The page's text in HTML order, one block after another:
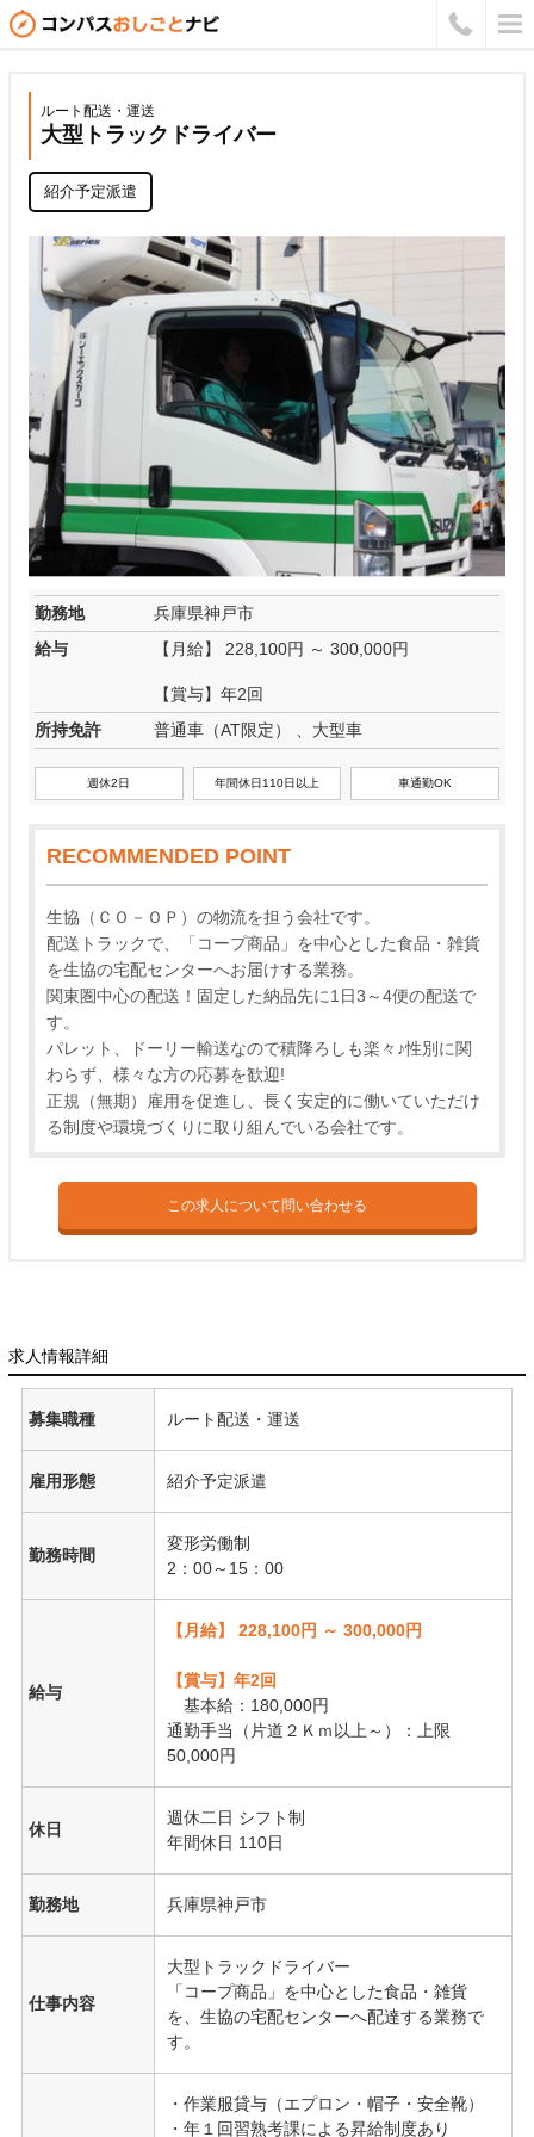
ルート配送・運送
大型トラックドライバー
紹介予定派遣
勤務地
兵庫県神戸市
給与
【月給】 228,100円 ～ 300,000円
【賞与】年2回
所持免許
普通車（AT限定） 、大型車
週休2日 年間休日110日以上 車通勤OK
RECOMMENDED POINT
生協（ＣＯ－ＯＰ）の物流を担う会社です。
配送トラックで、「コープ商品」を中心とした食品・雑貨
を生協の宅配センターへお届けする業務。
関東圏中心の配送！固定した納品先に1日3～4便の配送で
す。
パレット、ドーリー輸送なので積降ろしも楽々♪性別に関
わらず、様々な方の応募を歓迎!
正規（無期）雇用を促進し、長く安定的に働いていただけ
る制度や環境づくりに取り組んでいる会社です。
この求人について問い合わせる
求人情報詳細
募集職種 ルート配送・運送
雇用形態 紹介予定派遣
勤務時間
変形労働制
2：00～15：00
給与
【月給】 228,100円 ～ 300,000円
【賞与】年2回
基本給：180,000円
通勤手当（片道２Ｋｍ以上～）：上限
50,000円
休日
週休二日 シフト制
年間休日 110日
勤務地 兵庫県神戸市
仕事内容
大型トラックドライバー
「コープ商品」を中心とした食品・雑貨
を、生協の宅配センターへ配達する業務で
す。
・作業服貸与（エプロン・帽子・安全靴）
・年１回習熟考課による昇給制度あり